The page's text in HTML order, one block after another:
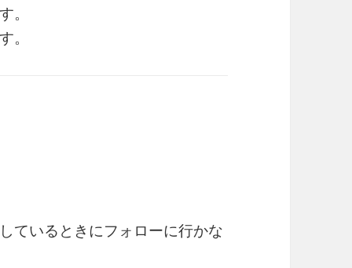
。
。
ているときにフォローに行かな